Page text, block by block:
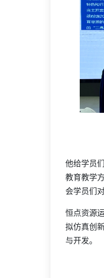
他给学员
教育教学
会学员们
恒点资源
拟仿真创
与开发。